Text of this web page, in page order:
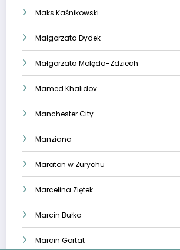
Maks Kaśnikowski
Małgorzata Dydek
Małgorzata Molęda-Zdziech
Mamed Khalidov
Manchester City
Manziana
Maraton w Zurychu
Marcelina Ziętek
Marcin Bułka
Marcin Gortat